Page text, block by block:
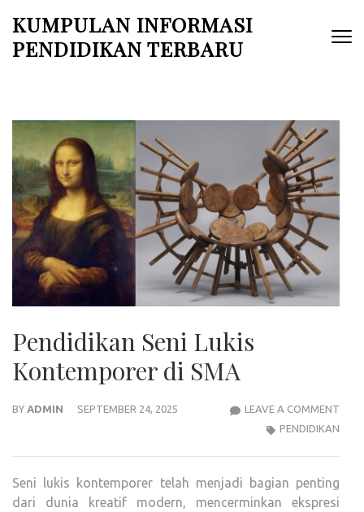
content
KUMPULAN INFORMASI
PENDIDIKAN TERBARU
Pendidikan Seni Lukis
Kontemporer di SMA
BY ADMIN SEPTEMBER 24, 2025 LEAVE A COMMENT
PENDIDIKAN
Seni lukis kontemporer telah menjadi bagian penting
dari dunia kreatif modern, mencerminkan ekspresi